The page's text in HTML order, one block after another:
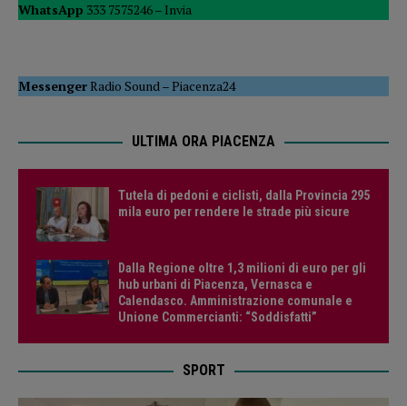
WhatsApp 333 7575246 – Invia
MessengerRadio Sound–Piacenza24
ULTIMA ORA PIACENZA
Tutela di pedoni e ciclisti, dalla Provincia 295
mila euro per rendere le strade più sicure
Dalla Regione oltre 1,3 milioni di euro per gli
hub urbani di Piacenza, Vernasca e
Calendasco. Amministrazione comunale e
Unione Commercianti: “Soddisfatti”
SPORT